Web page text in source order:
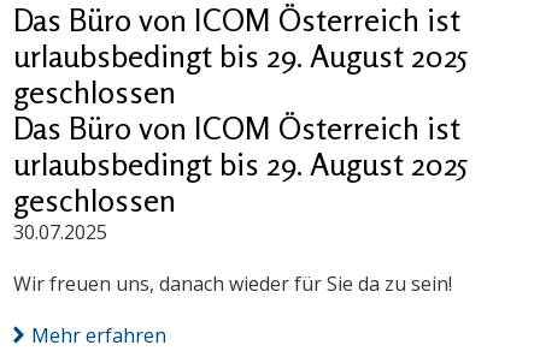
Das Büro von ICOM Österreich ist
urlaubsbedingt bis 29. August 2025
geschlossen
Das Büro von ICOM Österreich ist
urlaubsbedingt bis 29. August 2025
geschlossen
30.07.2025
Wir freuen uns, danach wieder für Sie da zu sein!
Mehr erfahren